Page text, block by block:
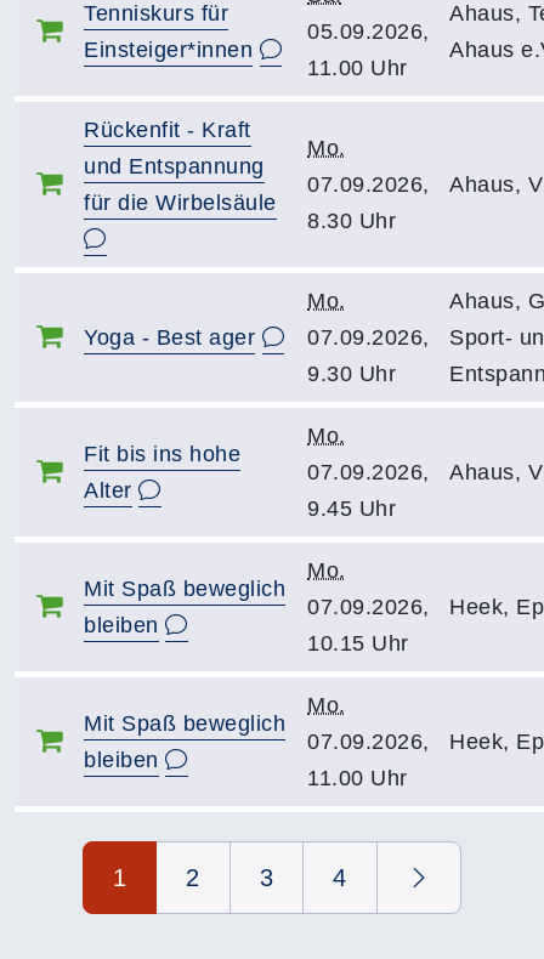
Tenniskurs für
Einsteiger*innen
05.09.2026,
11.00 Uhr
Ahaus,
Ahaus
Rückenfit - Kraft
und Entspannung
für die Wirbelsäule
Mo.
07.09.2026,
8.30 Uhr
Ahaus,
Yoga - Best ager
Mo.
07.09.2026,
9.30 Uhr
Ahaus,
Sport-
Fit bis ins hohe
Alter
Mo.
07.09.2026,
9.45 Uhr
Ahaus,
Mit Spaß beweglich
bleiben
Mo.
07.09.2026,
10.15 Uhr
Heek,
Mit Spaß beweglich
bleiben
Mo.
07.09.2026,
11.00 Uhr
Heek,
1 2 3 4